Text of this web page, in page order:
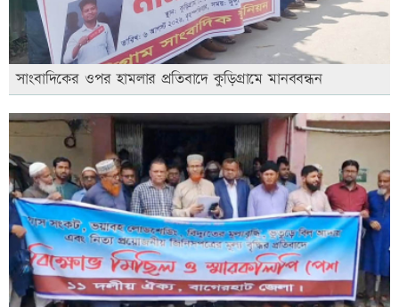
সাংবাদিকের ওপর হামলার প্রতিবাদে কুড়িগ্রামে মানববন্ধন